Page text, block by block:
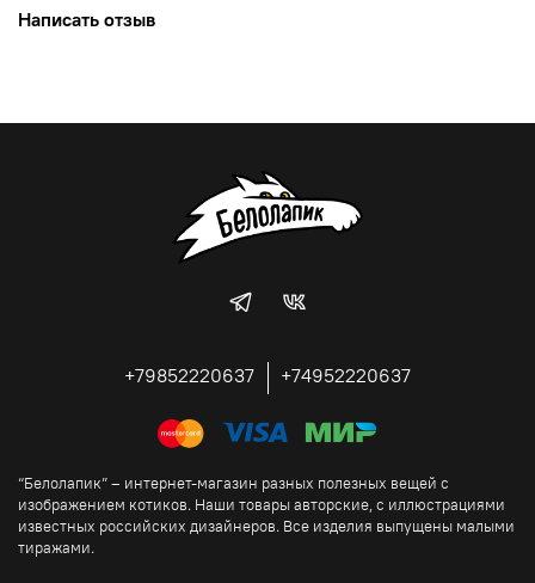
Написать отзыв
+79852220637 +74952220637
“Белолапик” – интернет-магазин разных полезных вещей с
изображением котиков. Наши товары авторские, с иллюстрациями
известных российских дизайнеров. Все изделия выпущены малыми
тиражами.